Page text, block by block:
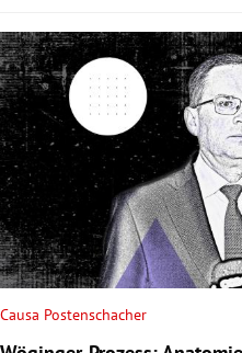
Causa Postenschacher